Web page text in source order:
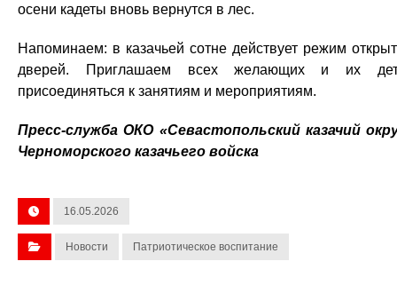
осени кадеты вновь вернутся в лес.
Напоминаем: в казачьей сотне действует режим
дверей. Приглашаем всех желающих и их
присоединяться к занятиям и мероприятиям.
Пресс-служба ОКО «Севастопольский казачий
Черноморского казачьего войска
16.05.2026
Новости Патриотическое воспитание